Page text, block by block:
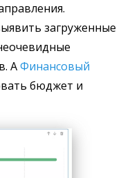
загруженные
АФинансовый
бюджет и